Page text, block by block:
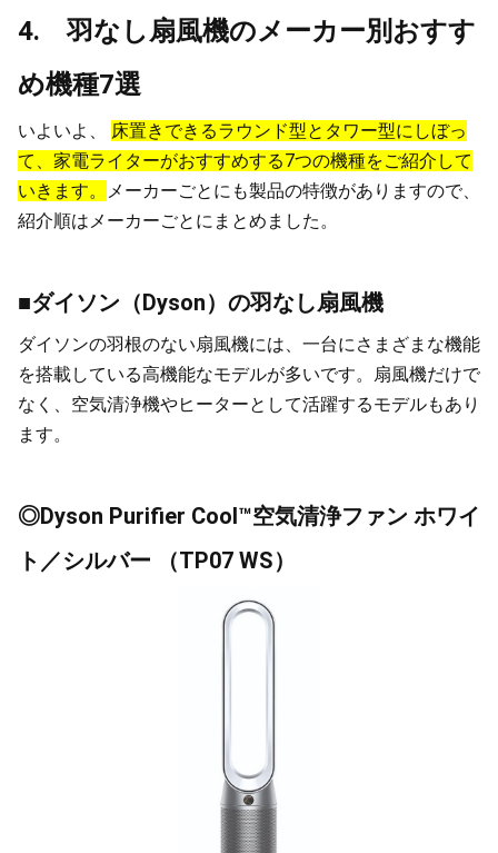
4. 羽なし扇風機のメーカー別おすす
め機種7選
いよいよ、 床置きできるラウンド型とタワー型にしぼっ
て、家電ライターがおすすめする7つの機種をご紹介して
いきます。
メーカーごとにも製品の特徴がありますので、
紹介順はメーカーごとにまとめました。
■ダイソン（Dyson）の羽なし扇風機
ダイソンの羽根のない扇風機には、一台にさまざまな機能
を搭載している高機能なモデルが多いです。扇風機だけで
なく、空気清浄機やヒーターとして活躍するモデルもあり
ます。
◎Dyson Purifier Cool™空気清浄ファン ホワイ
ト／シルバー （TP07 WS）